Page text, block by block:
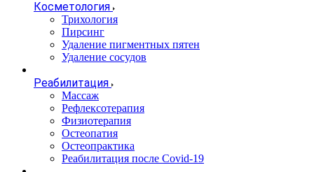
Косметология
Трихология
Пирсинг
Удаление пигментных пятен
Удаление сосудов
Реабилитация
Массаж
Рефлексотерапия
Физиотерапия
Остеопатия
Остеопрактика
Реабилитация после Covid-19